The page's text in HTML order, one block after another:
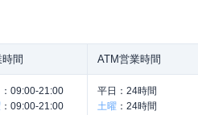
間 ATM営業時間
09:00-21:00
： 09:00-21:00
平日： 24時間
土曜 ： 24時間